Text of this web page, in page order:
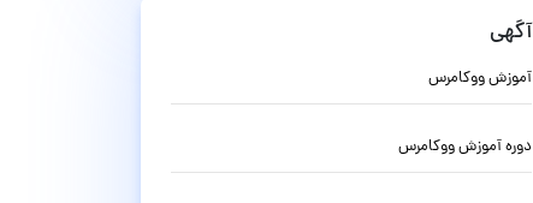
آگهی
آموزش ووکامرس
دوره آموزش ووکامرس